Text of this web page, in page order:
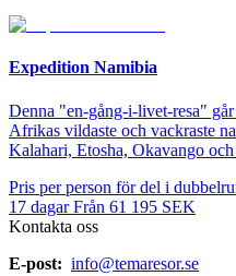
Expedition Namibia
Denna "en-gång-i-livet-resa"
Afrikas vildaste och vackraste
Kalahari, Etosha, Okavango
Pris per person för del i
17 dagar Från 61 195 SEK
Kontakta oss
E-post: info@temaresor.se